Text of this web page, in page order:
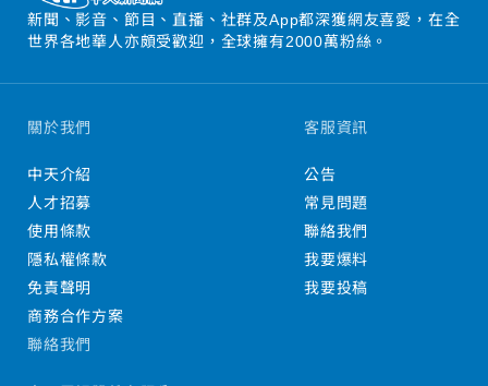
新聞、影音、節目、直播、社群及App都深獲網友喜愛，在全
世界各地華人亦頗受歡迎，全球擁有2000萬粉絲。
關於我們
中天介紹
人才招募
使用條款
隱私權條款
免責聲明
商務合作方案
客服資訊
公告
常見問題
聯絡我們
我要爆料
我要投稿
聯絡我們